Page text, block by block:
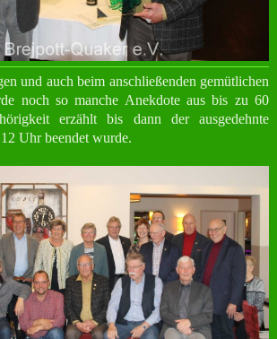
und auch beim anschließenden gemütlichen
noch so manche Anekdote aus bis zu 60
erzählt bis dann der ausgedehnte
Uhr beendet wurde.